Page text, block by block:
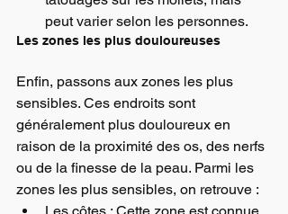
peut varier selon les personnes.
Les zones les plus douloureuses
Enfin, passons aux zones les plus
sensibles. Ces endroits sont
généralement plus douloureux en
raison de la proximité des os, des nerfs
ou de la finesse de la peau. Parmi les
zones les plus sensibles, on retrouve :